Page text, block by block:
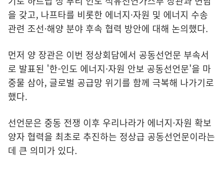
을 갖고, 나프타를 비롯한 에너지·자원 및 에너지 수송
관련 조선·해양 분야 후속 협력 방안에 대해 논의했다.
먼저 양 장관은 이번 정상회담에서 공동선언문 부속서
로 발표된 '한-인도 에너지·자원 안보 공동선언문'을 마
중물 삼아, 글로벌 공급망 위기를 함께 극복해 나가기로
했다.
선언문은 중동 전쟁 이후 우리나라가 에너지·자원 확보
양자 협력을 최초로 추진하는 정상급 공동선언문이라는
데 큰 의미가 있다.